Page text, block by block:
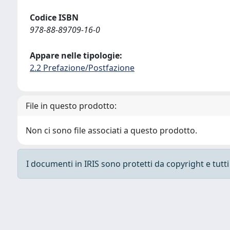
Codice ISBN
978-88-89709-16-0
Appare nelle tipologie:
2.2 Prefazione/Postfazione
File in questo prodotto:
Non ci sono file associati a questo prodotto.
I documenti in IRIS sono protetti da copyright e